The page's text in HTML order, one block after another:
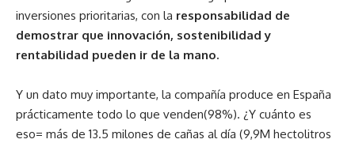
inversiones prioritarias, con la responsabilidad de
demostrar que innovación, sostenibilidad y
rentabilidad pueden ir de la mano.
Y un dato muy importante, la compañía produce en España
prácticamente todo lo que venden(98%). ¿Y cuánto es
eso= más de 13.5 milones de cañas al día (9,9M hectolitros